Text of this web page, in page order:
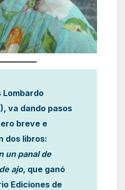
Lombardo
va dando pasos
breve e
dos libros:
un panal de
ajo, que ganó
Ediciones de